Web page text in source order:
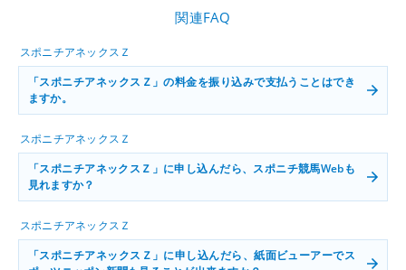
関連FAQ
スポニチアネックスＺ
「スポニチアネックスＺ」の料金を振り込みで支払うことはでき
ますか。
スポニチアネックスＺ
「スポニチアネックスＺ」に申し込んだら、スポニチ競馬Webも
見れますか？
スポニチアネックスＺ
「スポニチアネックスＺ」に申し込んだら、紙面ビューアーでス